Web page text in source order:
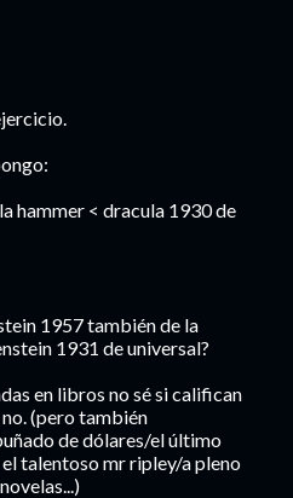
hammer < dracula 1930 de
1957 también de la
1931 de universal?
en libros no sé si califican
(pero también
de dólares/el último
talentoso mr ripley/a pleno